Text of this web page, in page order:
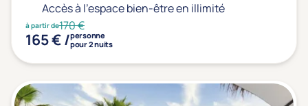
Accès à l'espace bien-être en illimité
à partir de170 €
165 € /personne
pour 2 nuits